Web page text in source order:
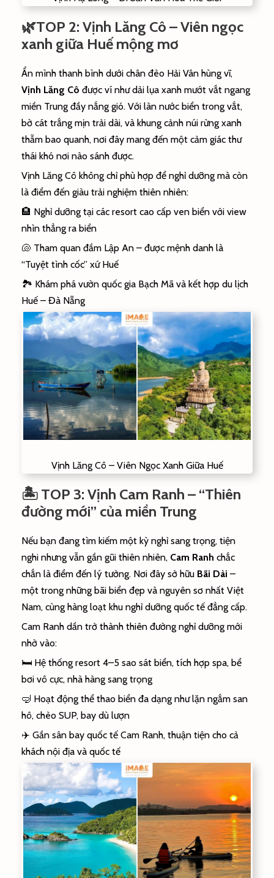
🌿TOP 2: Vịnh Lăng Cô – Viên ngọc
xanh giữa Huế mộng mơ
Ẩn mình thanh bình dưới chân đèo Hải Vân hùng vĩ,
Vịnh Lăng Cô được ví như dải lụa xanh mướt vắt ngang
miền Trung đầy nắng gió. Với làn nước biển trong vắt,
bờ cát trắng mịn trải dài, và khung cảnh núi rừng xanh
thẫm bao quanh, nơi đây mang đến một cảm giác thư
thái khó nơi nào sánh được.
Vịnh Lăng Cô không chỉ phù hợp để nghỉ dưỡng mà còn
là điểm đến giàu trải nghiệm thiên nhiên:
🏨 Nghỉ dưỡng tại các resort cao cấp ven biển với view
nhìn thẳng ra biển
🐚 Tham quan đầm Lập An – được mệnh danh là
“Tuyệt tình cốc” xứ Huế
🏞️ Khám phá vườn quốc gia Bạch Mã và kết hợp du lịch
Huế – Đà Nẵng
Vịnh Lăng Cô – Viên Ngọc Xanh Giữa Huế
🏝️ TOP 3: Vịnh Cam Ranh – “Thiên
đường mới” của miền Trung
Nếu bạn đang tìm kiếm một kỳ nghỉ sang trọng, tiện
nghi nhưng vẫn gần gũi thiên nhiên, Cam Ranh chắc
chắn là điểm đến lý tưởng. Nơi đây sở hữu Bãi Dài –
một trong những bãi biển đẹp và nguyên sơ nhất Việt
Nam, cùng hàng loạt khu nghỉ dưỡng quốc tế đẳng cấp.
Cam Ranh dần trở thành thiên đường nghỉ dưỡng mới
nhờ vào:
🛏️ Hệ thống resort 4–5 sao sát biển, tích hợp spa, bể
bơi vô cực, nhà hàng sang trọng
🤿 Hoạt động thể thao biển đa dạng như lặn ngắm san
hô, chèo SUP, bay dù lượn
✈️ Gần sân bay quốc tế Cam Ranh, thuận tiện cho cả
khách nội địa và quốc tế